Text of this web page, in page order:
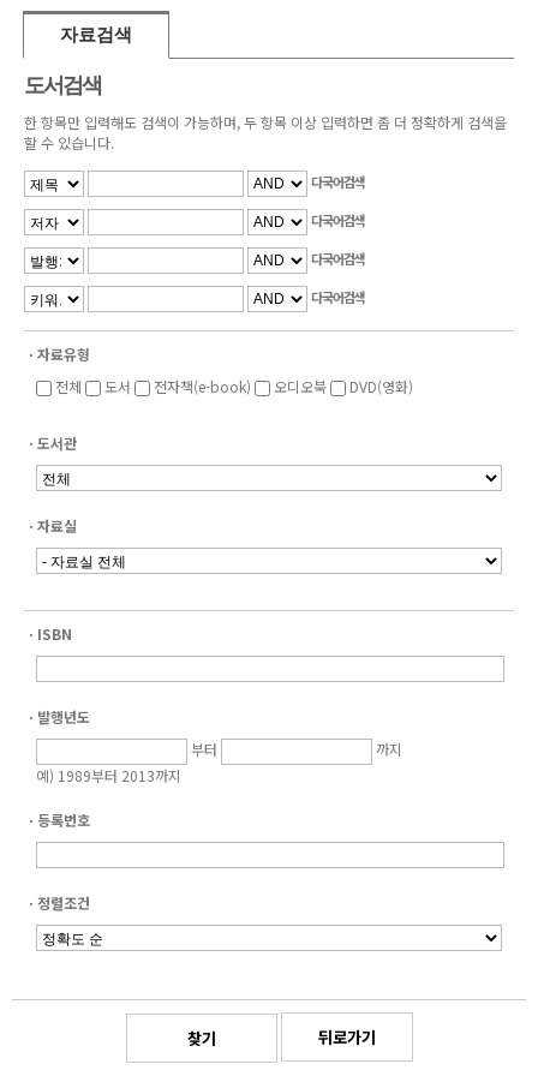
자료검색
도서검색
한 항목만 입력해도 검색이 가능하며, 두 항목 이상 입력하면 좀 더 정확하게 검색을
할 수 있습니다.
다국어검색
다국어검색
다국어검색
다국어검색
ㆍ자료유형
전체
도서 전자책(e-book) 오디오북 DVD(영화)
ㆍ도서관
ㆍ자료실
ㆍISBN
ㆍ발행년도
부터
까지
예) 1989부터 2013까지
ㆍ등록번호
ㆍ정렬조건
뒤로가기